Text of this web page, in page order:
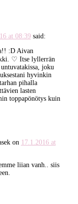
at 08:39 said:
:D Aivan
♡ Itse lyllerrän
joku
hyvinkin
pihalla
lasten
toppapönötys kuin
on 17.1.2016 at
liian vanh.. siis